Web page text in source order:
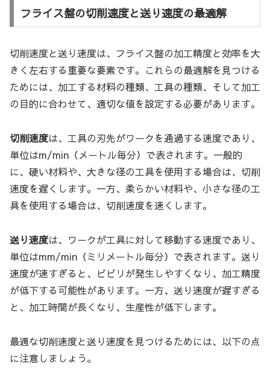
フライス盤の切削速度と送り速度の最適解
切削速度と送り速度は、フライス盤の加工精度と効率を大
きく左右する重要な要素です。これらの最適解を見つける
ためには、加工する材料の種類、工具の種類、そして加工
の目的に合わせて、適切な値を設定する必要があります。
切削速度は、工具の刃先がワークを通過する速度であり、
単位はm/min（メートル毎分）で表されます。一般的
に、硬い材料や、大きな径の工具を使用する場合は、切削
速度を遅くします。一方、柔らかい材料や、小さな径の工
具を使用する場合は、切削速度を速くします。
送り速度は、ワークが工具に対して移動する速度であり、
単位はmm/min（ミリメートル毎分）で表されます。送り
速度が速すぎると、ビビリが発生しやすくなり、加工精度
が低下する可能性があります。一方、送り速度が遅すぎる
と、加工時間が長くなり、生産性が低下します。
最適な切削速度と送り速度を見つけるためには、以下の点
に注意しましょう。